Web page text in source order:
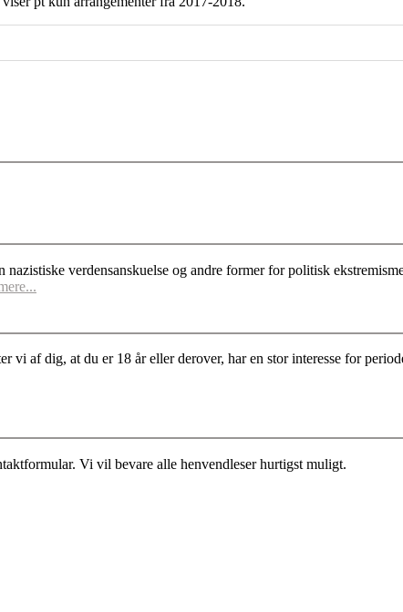
verdensanskuelse og andre former for politisk
vi af dig, at du er 18 år eller derover, har en stor interesse for
Vi vil bevare alle henvendleser hurtigst muligt.